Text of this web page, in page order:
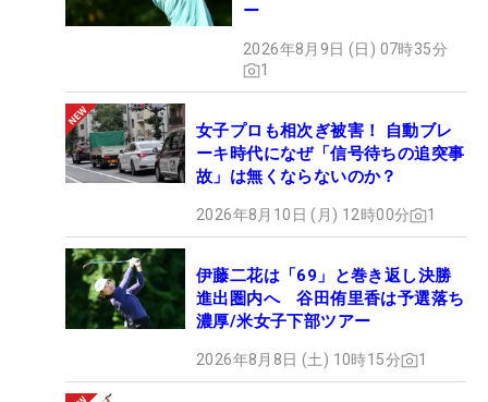
ー
2026年8月9日 (日) 07時35分
1
女子プロも相次ぎ被害！ 自動ブレ
ーキ時代になぜ「信号待ちの追突事
故」は無くならないのか？
2026年8月10日 (月) 12時00分 1
伊藤二花は「69」と巻き返し決勝
進出圏内へ 谷田侑里香は予選落ち
濃厚/米女子下部ツアー
2026年8月8日 (土) 10時15分 1